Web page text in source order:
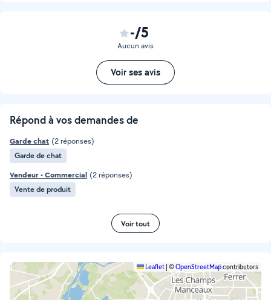
-/5
Aucun avis
Voir ses avis
Répond à vos demandes de
Garde chat (2 réponses)
Garde de chat
Vendeur - Commercial (2 réponses)
Vente de produit
Voir tout
Leaflet ©OpenStreetMapcontributors